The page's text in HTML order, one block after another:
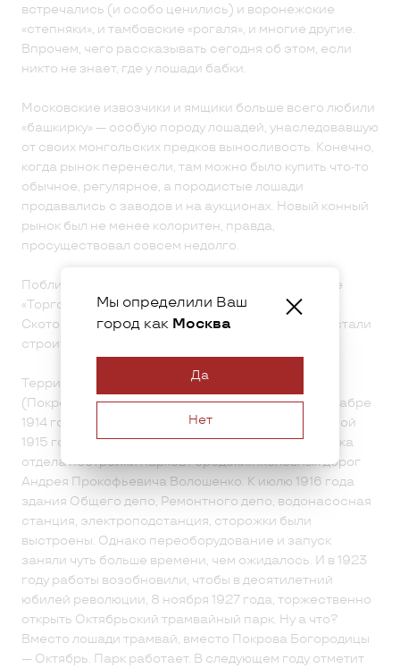
Мы определили Ваш
город как Москва
Да
Нет
встречались (и особо ценились) и воронежские
«степняки», и тамбовские «рогаля», и многие другие.
Впрочем, чего рассказывать сегодня об этом, если
никто не знает, где у лошади бабки.
Московские извозчики и ямщики больше всего любили
«башкирку» — особую породу лошадей, унаследовавшую
от своих монгольских предков выносливость. Конечно,
когда рынок перенесли, там можно было купить что-то
обычное, регулярное, а породистые лошади
продавались с заводов и на аукционах. Новый конный
рынок был не менее колоритен, правда,
просуществовал совсем недолго.
Поблизости находилось удивительное заведение
«Торговая конюшня» Всеконсоюза. На 2-й
Скотопрогонной улице. А вместо конного рынка стали
строить депо.
Территория для строительства Калитниковского
(Покровского) депо была отведена городом в декабре
1914 года. Закладка зданий депо состоялась весной
1915 года. Строили по проекту архитектора, техника
отдела постройки парков городских железных дорог
Андрея Прокофьевича Волошенко. К июлю 1916 года
здания Общего депо, Ремонтного депо, водонасосная
станция, электроподстанция, сторожки были
выстроены. Однако переоборудование и запуск
заняли чуть больше времени, чем ожидалось. И в 1923
году работы возобновили, чтобы в десятилетний
юбилей революции, 8 ноября 1927 года, торжественно
открыть Октябрьский трамвайный парк. Ну а что?
Вместо лошади трамвай, вместо Покрова Богородицы
— Октябрь. Парк работает. В следующем году отметит